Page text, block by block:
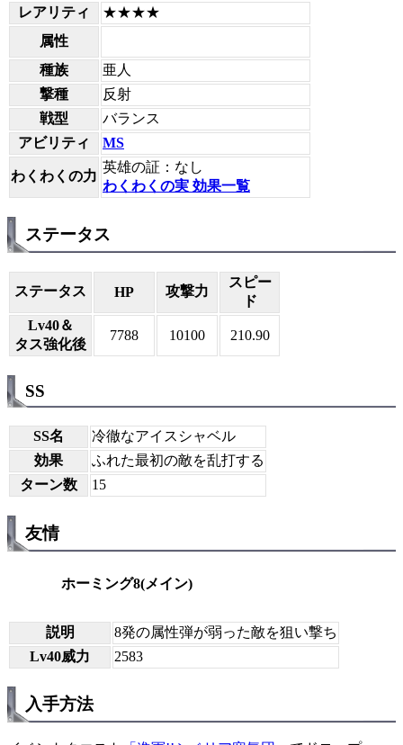
レアリティ
★★★★
属性
種族
亜人
撃種
反射
戦型
バランス
アビリティ
MS
わくわくの力
英雄の証：なし
わくわくの実 効果一覧
ステータス
ステータス HP 攻撃力
スピー
ド
Lv40＆
タス強化後
7788 10100 210.90
SS
SS名
冷徹なアイスシャベル
効果
ふれた最初の敵を乱打する
ターン数
15
友情
ホーミング8(メイン)
説明
8発の属性弾が弱った敵を狙い撃ち
Lv40威力
2583
入手方法